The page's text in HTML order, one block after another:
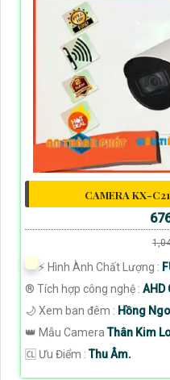
CAMERA KX-
️⚡ Hình Ành Chất Lượng :
®️ Tích hợp công nghệ : AHD
🌙 Xem ban đêm : Hồng
👑 Mẫu CameraThân Kim
️🆑 Ưu Điểm :Thu Âm.